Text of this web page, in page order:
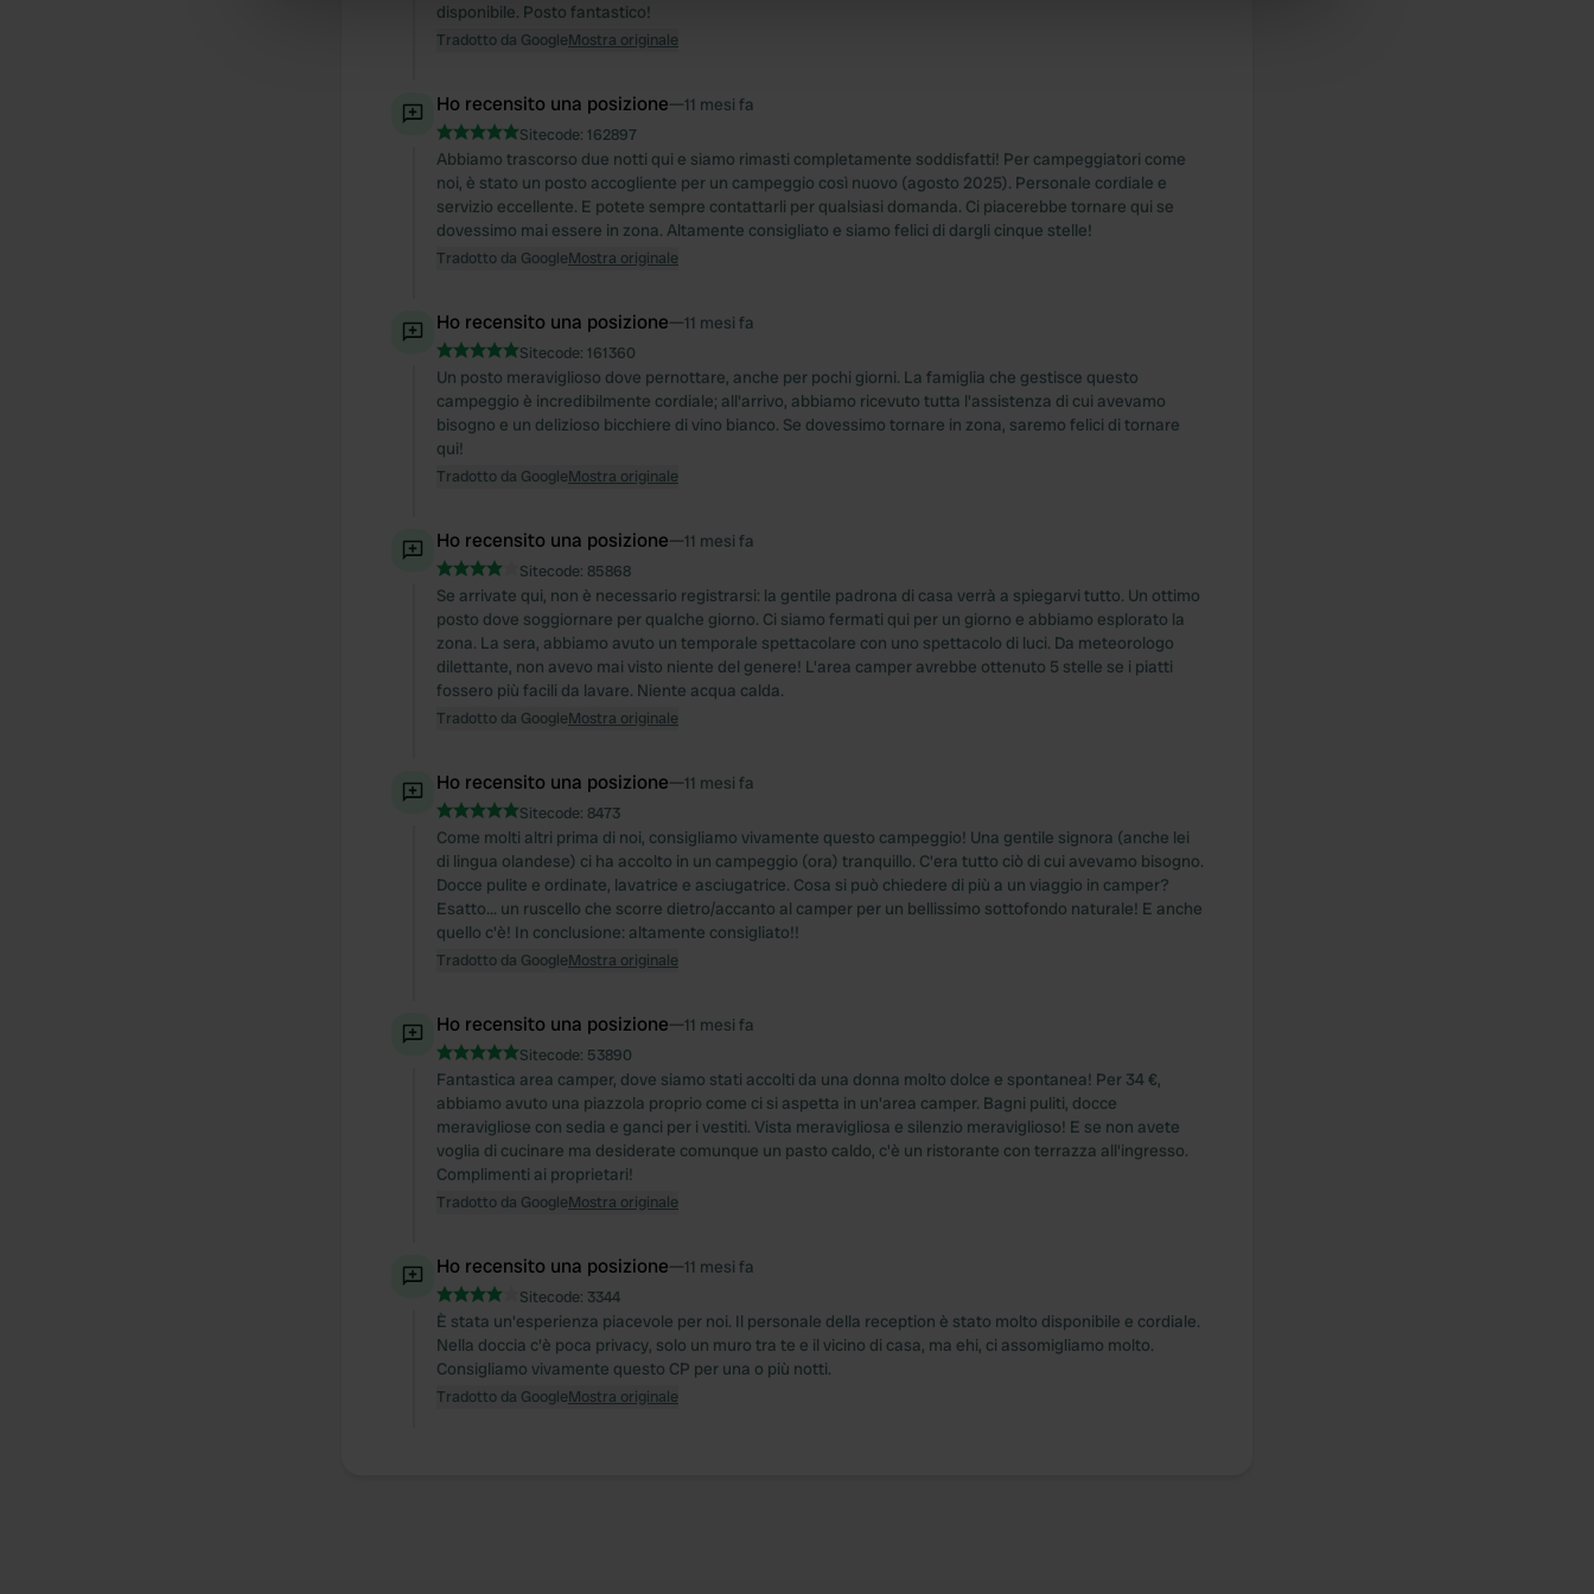
information about your use of our site with our social media, advertising and analytics partners who may combine it with
other information that you’ve provided to them or that they’ve collected from your use of their services.
disponibile. Posto fantastico!
Tradotto da GoogleMostra originale
Ho recensito una posizione—11 mesi fa
Sitecode: 162897
Abbiamo trascorso due notti qui e siamo rimasti completamente soddisfatti! Per campeggiatori come
noi, è stato un posto accogliente per un campeggio così nuovo (agosto 2025). Personale cordiale e
servizio eccellente. E potete sempre contattarli per qualsiasi domanda. Ci piacerebbe tornare qui se
dovessimo mai essere in zona. Altamente consigliato e siamo felici di dargli cinque stelle!
Tradotto da GoogleMostra originale
Ho recensito una posizione—11 mesi fa
Sitecode: 161360
Un posto meraviglioso dove pernottare, anche per pochi giorni. La famiglia che gestisce questo
campeggio è incredibilmente cordiale; all'arrivo, abbiamo ricevuto tutta l'assistenza di cui avevamo
bisogno e un delizioso bicchiere di vino bianco. Se dovessimo tornare in zona, saremo felici di tornare
qui!
Tradotto da GoogleMostra originale
Ho recensito una posizione—11 mesi fa
Sitecode: 85868
Se arrivate qui, non è necessario registrarsi: la gentile padrona di casa verrà a spiegarvi tutto. Un ottimo
posto dove soggiornare per qualche giorno. Ci siamo fermati qui per un giorno e abbiamo esplorato la
zona. La sera, abbiamo avuto un temporale spettacolare con uno spettacolo di luci. Da meteorologo
dilettante, non avevo mai visto niente del genere! L'area camper avrebbe ottenuto 5 stelle se i piatti
fossero più facili da lavare. Niente acqua calda.
Tradotto da GoogleMostra originale
Ho recensito una posizione—11 mesi fa
Sitecode: 8473
Come molti altri prima di noi, consigliamo vivamente questo campeggio! Una gentile signora (anche lei
di lingua olandese) ci ha accolto in un campeggio (ora) tranquillo. C'era tutto ciò di cui avevamo bisogno.
Docce pulite e ordinate, lavatrice e asciugatrice. Cosa si può chiedere di più a un viaggio in camper?
Esatto... un ruscello che scorre dietro/accanto al camper per un bellissimo sottofondo naturale! E anche
quello c'è! In conclusione: altamente consigliato!!
Tradotto da GoogleMostra originale
Ho recensito una posizione—11 mesi fa
Sitecode: 53890
Fantastica area camper, dove siamo stati accolti da una donna molto dolce e spontanea! Per 34 €,
abbiamo avuto una piazzola proprio come ci si aspetta in un'area camper. Bagni puliti, docce
meravigliose con sedia e ganci per i vestiti. Vista meravigliosa e silenzio meraviglioso! E se non avete
voglia di cucinare ma desiderate comunque un pasto caldo, c'è un ristorante con terrazza all'ingresso.
Complimenti ai proprietari!
Tradotto da GoogleMostra originale
Ho recensito una posizione—11 mesi fa
Sitecode: 3344
È stata un'esperienza piacevole per noi. Il personale della reception è stato molto disponibile e cordiale.
Nella doccia c'è poca privacy, solo un muro tra te e il vicino di casa, ma ehi, ci assomigliamo molto.
Consigliamo vivamente questo CP per una o più notti.
Tradotto da GoogleMostra originale